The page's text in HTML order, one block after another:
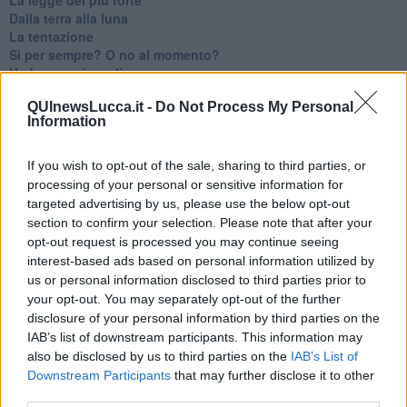
QUInewsLucca.it - Do Not Process My Personal
Information
If you wish to opt-out of the sale, sharing to third parties, or
processing of your personal or sensitive information for
targeted advertising by us, please use the below opt-out
section to confirm your selection. Please note that after your
opt-out request is processed you may continue seeing
interest-based ads based on personal information utilized by
us or personal information disclosed to third parties prior to
your opt-out. You may separately opt-out of the further
disclosure of your personal information by third parties on the
IAB’s list of downstream participants. This information may
also be disclosed by us to third parties on the IAB’s List of
Downstream Participants that may further disclose it to other
Dalla terra alla luna
La tentazione
​Sì per sempre? O no al momento?
Un brusco risveglio
Nequizia
Andare oltre lo specchio
Uno solo al comando?
La ricreazione è finita
La buona notizia
Natale con l'elmetto
Valori dubbi miti fasulli
Demeritocrazia
La tivvù pallonara
Halloween
​Lucrezia Borgia, una storia di potere
Facile profezia
Il terzo compito
L'abiura di Galileo
Fu vera gloria?
La guerricciola delle due rose